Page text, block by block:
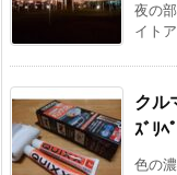
夜の
イト
ク
ｽﾞﾘﾍ
色の